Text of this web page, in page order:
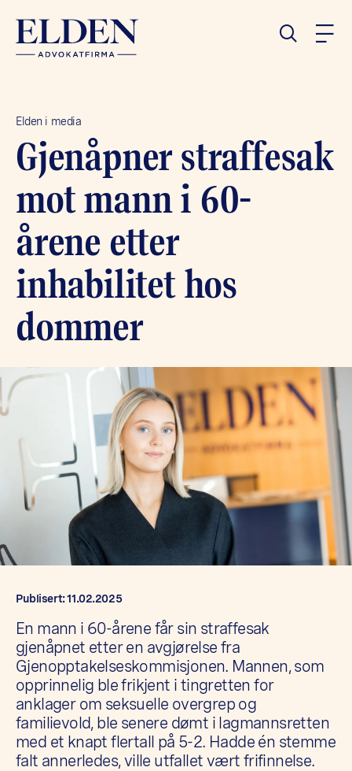
Elden i media
Gjenåpner straffesak
mot mann i 60-
årene etter
inhabilitet hos
dommer
Publisert: 11.02.2025
En mann i 60-årene får sin straffesak
gjenåpnet etter en avgjørelse fra
Gjenopptakelseskommisjonen. Mannen, som
opprinnelig ble frikjent i tingretten for
anklager om seksuelle overgrep og
familievold, ble senere dømt i lagmannsretten
med et knapt flertall på 5-2. Hadde én stemme
falt annerledes, ville utfallet vært frifinnelse.